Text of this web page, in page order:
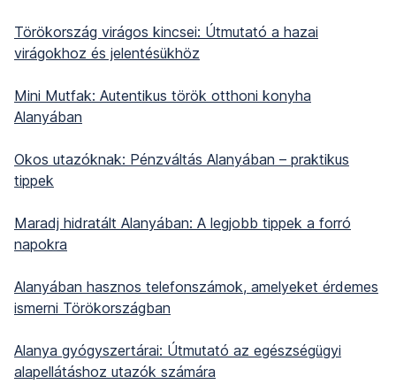
Törökország virágos kincsei: Útmutató a hazai
virágokhoz és jelentésükhöz
Mini Mutfak: Autentikus török otthoni konyha
Alanyában
Okos utazóknak: Pénzváltás Alanyában – praktikus
tippek
Maradj hidratált Alanyában: A legjobb tippek a forró
napokra
Alanyában hasznos telefonszámok, amelyeket érdemes
ismerni Törökországban
Alanya gyógyszertárai: Útmutató az egészségügyi
alapellátáshoz utazók számára